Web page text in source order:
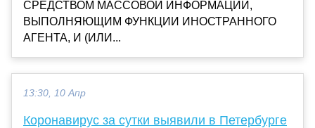
СРЕДСТВОМ МАССОВОЙ ИНФОРМАЦИИ,
ВЫПОЛНЯЮЩИМ ФУНКЦИИ ИНОСТРАННОГО
АГЕНТА, И (ИЛИ...
13:30, 10 Апр
Коронавирус за сутки выявили в Петербурге